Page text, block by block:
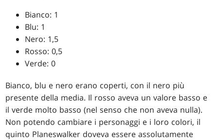
Bianco: 1
Blu: 1
Nero: 1,5
Rosso: 0,5
Verde: 0
Bianco, blu e nero erano coperti, con il nero più
presente della media. Il rosso aveva un valore basso e
il verde molto basso (nel senso che non aveva nulla).
Non potendo cambiare i personaggi e i loro colori, il
quinto Planeswalker doveva essere assolutamente